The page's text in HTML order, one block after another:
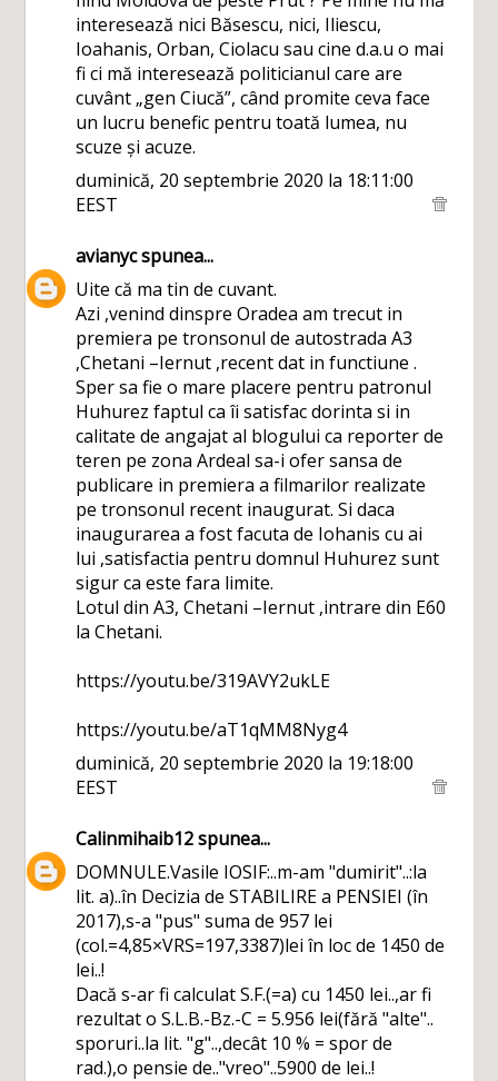
interesează nici Băsescu, nici, Iliescu,
Ioahanis, Orban, Ciolacu sau cine d.a.u o mai
fi ci mă interesează politicianul care are
cuvânt „gen Ciucă”, când promite ceva face
un lucru benefic pentru toată lumea, nu
scuze și acuze.
duminică, 20 septembrie 2020 la 18:11:00
EEST
avianycspunea...
Uite că ma tin de cuvant.
Azi ,venind dinspre Oradea am trecut in
premiera pe tronsonul de autostrada A3
,Chetani –Iernut ,recent dat in functiune .
Sper sa fie o mare placere pentru patronul
Huhurez faptul ca îi satisfac dorinta si in
calitate de angajat al blogului ca reporter de
teren pe zona Ardeal sa-i ofer sansa de
publicare in premiera a filmarilor realizate
pe tronsonul recent inaugurat. Si daca
inaugurarea a fost facuta de Iohanis cu ai
lui ,satisfactia pentru domnul Huhurez sunt
sigur ca este fara limite.
Lotul din A3, Chetani –Iernut ,intrare din E60
la Chetani.
https://youtu.be/319AVY2ukLE
https://youtu.be/aT1qMM8Nyg4
duminică, 20 septembrie 2020 la 19:18:00
EEST
Calinmihaib12spunea...
DOMNULE.Vasile IOSIF:..m-am "dumirit"..:la
lit. a)..în Decizia de STABILIRE a PENSIEI (în
2017),s-a "pus" suma de 957 lei
(col.=4,85×VRS=197,3387)lei în loc de 1450 de
lei..!
Dacă s-ar fi calculat S.F.(=a) cu 1450 lei..,ar fi
rezultat o S.L.B.-Bz.-C = 5.956 lei(fără "alte"..
sporuri..la lit. "g"..,decât 10 % = spor de
rad.),o pensie de.."vreo"..5900 de lei..!